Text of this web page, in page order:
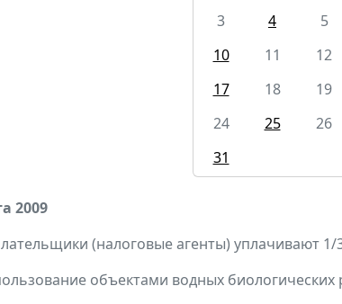
3
4 5
10
11 12
17
18 19
24
25 26
31
2009
(налоговые агенты) уплачивают 1/
объектами водных